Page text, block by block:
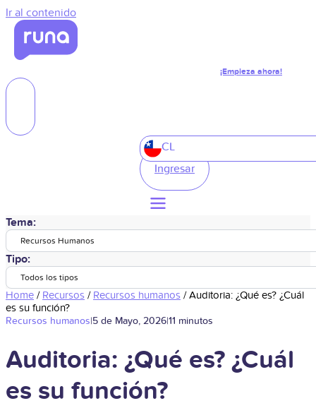
Ir al contenido
¡Empieza ahora!
CL
Ingresar
Tema:
Recursos Humanos
Tipo:
Todos los tipos
Home / Recursos / Recursos humanos /Auditoria: ¿Qué es? ¿Cuál
es su función?
Recursos humanos|5 de Mayo, 2026|11 minutos
Auditoria: ¿Qué es? ¿Cuál
es su función?